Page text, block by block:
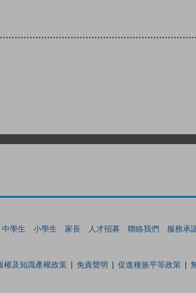
中學生 小學生 家長 人才招募 聯絡我們 服務承
權及知識產權政策 免責聲明 促進種族平等政策